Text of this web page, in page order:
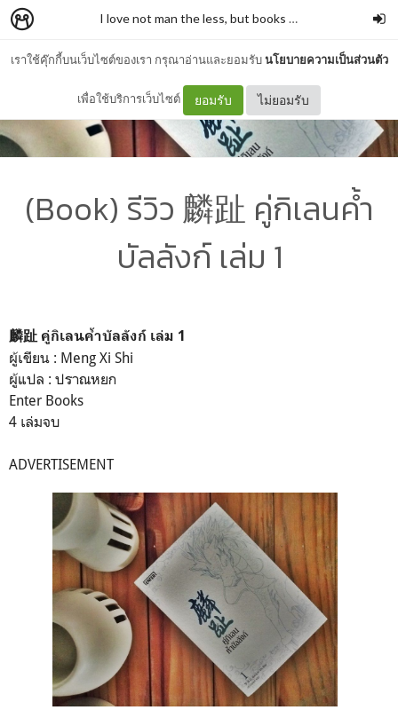
เราใช้คุ๊กกี้บนเว็บไซต์ของเรา กรุณาอ่านและยอมรับนโยบายความเป็นส่วนตัว
เพื่อใช้บริการเว็บไซต์ ยอมรับ ไม่ยอมรับ
I love not man the less, but books more รั่วชิงบ้านส
(Book) รีวิว 麟趾 คู่กิเลนค้ำ
บัลลังก์ เล่ม 1
麟趾 คู่กิเลนค้ำบัลลังก์ เล่ม 1
ผู้เขียน : Meng Xi Shi
ผู้แปล : ปราณหยก
Enter Books
4 เล่มจบ
ADVERTISEMENT